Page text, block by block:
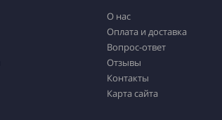
О нас
Оплата и доставка
Вопрос-ответ
Отзывы
Контакты
Карта сайта